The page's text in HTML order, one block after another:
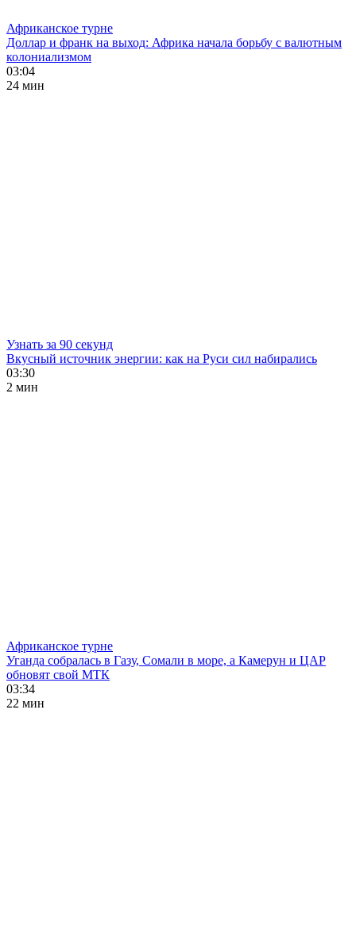
Африканское турне
Доллар и франк на выход: Африка начала борьбу с валютным
колониализмом
03:04
24 мин
Узнать за 90 секунд
Вкусный источник энергии: как на Руси сил набирались
03:30
2 мин
Африканское турне
Уганда собралась в Газу, Сомали в море, а Камерун и ЦАР
обновят свой МТК
03:34
22 мин